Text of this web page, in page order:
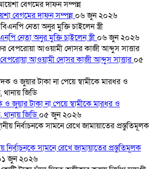
বেগমের দাফন সম্পন্ন ০৬ জুন ২০২৬
নেতা অনুর মুক্তি চাইলেন স্ত্রী০৬ জুন ২০২৬
বেপরোয়া আওয়ামী দোসর কাজী আব্দুস সাত্তার০৫
ও জুয়ার টাকা না পেয়ে স্বামীকে মারধর ও
থানায় জিডি০৫ জুন ২০২৬
নির্বাচনকে সামনে রেখে জামায়াতের প্রস্তুতিমূলক
জুন ২০২৬